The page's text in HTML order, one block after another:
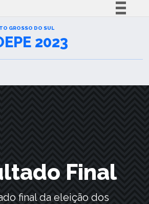
Comunica BR
Legislação
GROSSO DO SUL
2023
Final
final da eleição dos